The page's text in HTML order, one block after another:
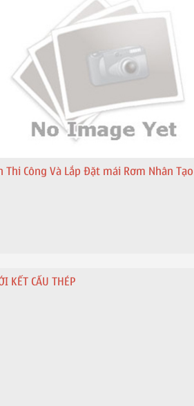
Thi Công Và Lắp Đặt mái Rơm Nhân Tạo
KẾT CẤU THÉP